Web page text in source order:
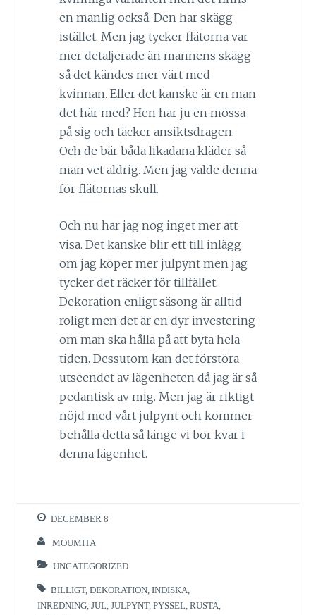
en manlig också. Den har skägg
istället. Men jag tycker flätorna var
mer detaljerade än mannens skägg
så det kändes mer värt med
kvinnan. Eller det kanske är en man
det här med? Hen har ju en mössa
på sig och täcker ansiktsdragen.
Och de bär båda likadana kläder så
man vet aldrig. Men jag valde denna
för flätornas skull.
Och nu har jag nog inget mer att
visa. Det kanske blir ett till inlägg
om jag köper mer julpynt men jag
tycker det räcker för tillfället.
Dekoration enligt säsong är alltid
roligt men det är en dyr investering
om man ska hålla på att byta hela
tiden. Dessutom kan det förstöra
utseendet av lägenheten då jag är så
pedantisk av mig. Men jag är riktigt
nöjd med vårt julpynt och kommer
behålla detta så länge vi bor kvar i
denna lägenhet.
DECEMBER 8
MOUMITA
UNCATEGORIZED
BILLIGT,DEKORATION ,INDISKA
INREDNING JUL JULPYNT,PYSSEL ,RUSTA